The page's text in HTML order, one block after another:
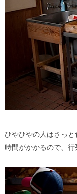
ひやひやの人はさっ
時間がかかるので、行